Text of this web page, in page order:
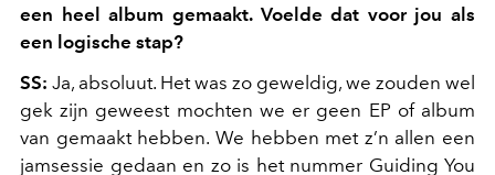
een heel album gemaakt. Voelde dat voor jou als
een logische stap?
SS: Ja, absoluut. Het was zo geweldig, we zouden wel
gek zijn geweest mochten we er geen EP of album
van gemaakt hebben. We hebben met z’n allen een
jamsessie gedaan en zo is het nummer Guiding You